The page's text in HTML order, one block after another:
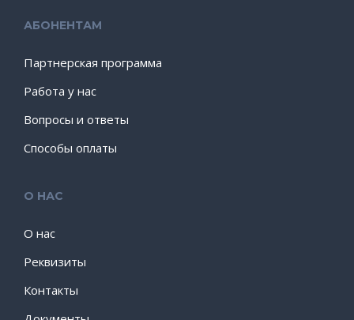
АБОНЕНТАМ
Партнерская программа
Работа у нас
Вопросы и ответы
Способы оплаты
О НАС
О нас
Реквизиты
Контакты